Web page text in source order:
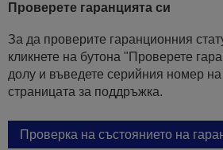
Проверете гаранцията си
За да проверите гаранционния
кликнете на бутона "Проверете
долу и въведете серийния номер на
страницата за поддръжка.
Проверка на състоянието на